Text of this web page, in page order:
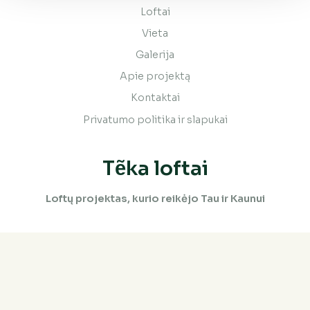
Loftai
Vieta
Galerija
Apie projektą
Kontaktai
Privatumo politika ir slapukai
Tẽka loftai
Loftų projektas, kurio reikėjo Tau ir Kaunui